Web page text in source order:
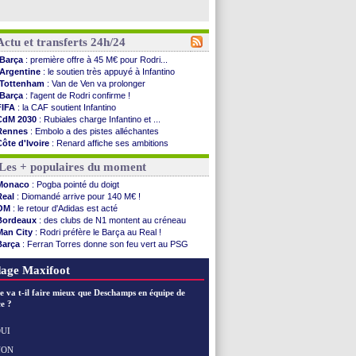
et transferts 24h/24
Barça : première offre à 45 M€ pour Rodri...
Argentine : le soutien très appuyé à Infantino
Tottenham : Van de Ven va prolonger
Barça : l'agent de Rodri confirme !
: la CAF soutient Infantino
2030 : Rubiales charge Infantino et ...
: Embolo a des pistes alléchantes
d'Ivoire : Renard affiche ses ambitions
: Haise confirme pour Aït Boudlal
City: Trafford à Leeds pour 47 M€ (off...
Utd: Zirkzee vers la Juventus ?
: Monaco s'impose contre Getafe
: Der Zakarian et sa relation avec Kita
: le club prêt à libérer Kondogbia ?
: le message touchant d'Akliouche
: Tebas en remet une couche
: l'UEFA maintient la pression
: Vinicius jusqu'en 2032 (officiel)
: une offre refusée pour Aguerd
+ populaires du moment
: Pogba pointé du doigt
: Diomandé arrive pour 140 M€ !
: le retour d'Adidas est acté
: des clubs de N1 montent au créneau
City : Rodri préfère le Barça au Real !
: Ferran Torres donne son feu vert au PSG
: accord trouvé avec Man City pour Rulli
Maxifoot
va t-il faire mieux que Deschamps en équipe de
?